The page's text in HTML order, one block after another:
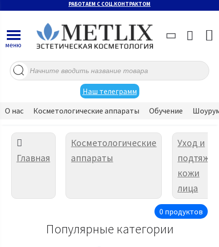
РАБОТАЕМ С СОЦ.КОНТРАКТОМ
Поиск
товаров
Наш телеграмм
меню
О нас Косметологические аппараты Обучение
Главная
Косметологические
аппараты
Уход и
подтяжка
кожи
лица
0 продуктов
Популярные категории